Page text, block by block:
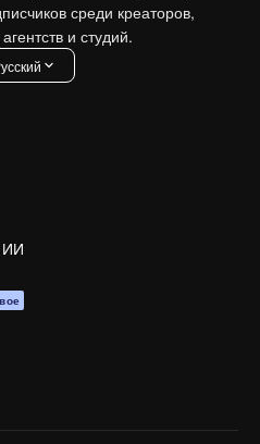
среди креаторов,
и студий.
ИИ